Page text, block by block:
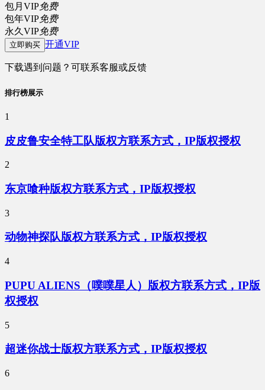
包月VIP免费
包年VIP免费
永久VIP免费
立即购买 开通VIP
下载遇到问题？可联系客服或反馈
排行榜展示
1
皮皮鲁安全特工队版权方联系方式，IP版权授权
2
东京喰种版权方联系方式，IP版权授权
3
动物神探队版权方联系方式，IP版权授权
4
PUPU ALIENS（噗噗星人）版权方联系方式，IP版
权授权
5
超迷你战士版权方联系方式，IP版权授权
6